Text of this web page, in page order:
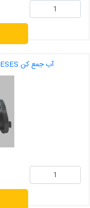
آب جمع کن AWG SIAMESES (آ و گ سیامسز) آلمان